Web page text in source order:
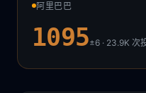
阿里巴巴
1095±6 · 23.9K次